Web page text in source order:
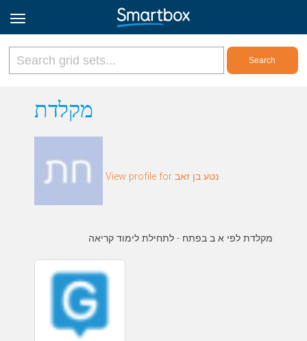
Sign up
מקלדת
View profile for נטע בן זאב
מקלדת לפי א ב בפתח - לתחילת לימוד קריאה